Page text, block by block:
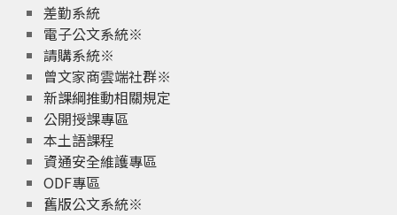
差勤系統
電子公文系統※
請購系統※
曾文家商雲端社群※
新課綱推動相關規定
公開授課專區
本土語課程
資通安全維護專區
ODF專區
舊版公文系統※